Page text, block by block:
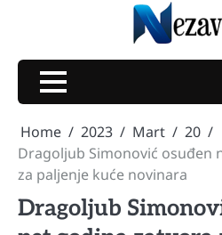
Home 2023 Mart
20
Dragoljub Simonović osuđen
za paljenje kuće novinara
Dragoljub